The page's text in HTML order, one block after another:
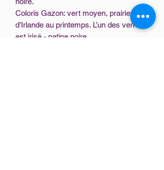
Coloris Gazon: vert moyen, prairies
d’Irlande au printemps. L’un des verre
est irisé - patine noire.